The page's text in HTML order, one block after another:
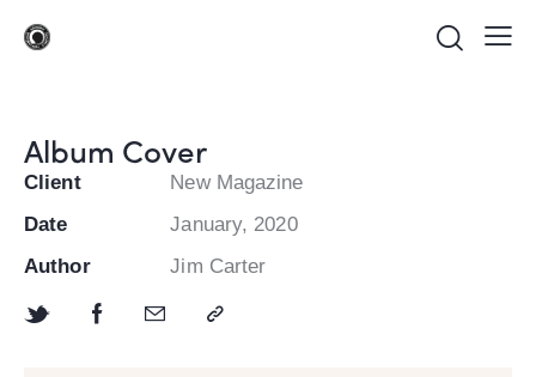
Album Cover
Client
New Magazine
Date
January, 2020
Author
Jim Carter